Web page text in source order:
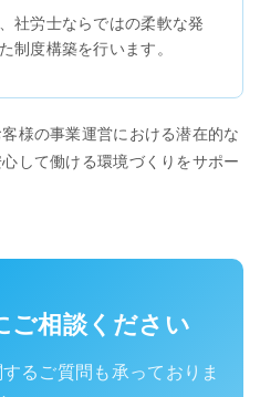
社労士ならではの柔軟な発
制度構築を行います。
様の事業運営における潜在的な
して働ける環境づくりをサポー
ご相談ください
るご質問も承っておりま